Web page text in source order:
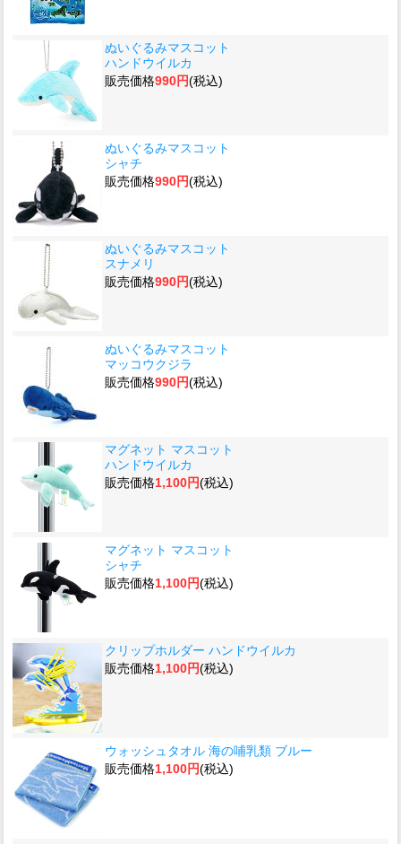
ぬいぐるみマスコット
ハンドウイルカ
販売価格990円(税込)
ぬいぐるみマスコット
シャチ
販売価格990円(税込)
ぬいぐるみマスコット
スナメリ
販売価格990円(税込)
ぬいぐるみマスコット
マッコウクジラ
販売価格990円(税込)
マグネット マスコット
ハンドウイルカ
販売価格1,100円(税込)
マグネット マスコット
シャチ
販売価格1,100円(税込)
クリップホルダー ハンドウイルカ
販売価格1,100円(税込)
ウォッシュタオル 海の哺乳類 ブルー
販売価格1,100円(税込)